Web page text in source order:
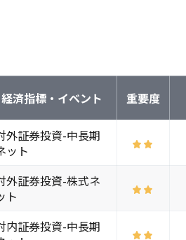
経済指標・イベント 重要度
外証券投資-中長期
ット
外証券投資-株式ネ
ト
内証券投資-中長期